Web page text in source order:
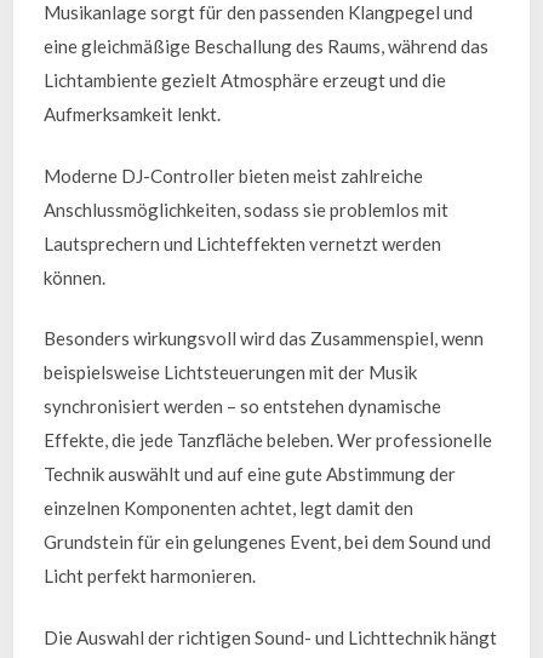
Musikanlage sorgt für den passenden Klangpegel und
eine gleichmäßige Beschallung des Raums, während das
Lichtambiente gezielt Atmosphäre erzeugt und die
Aufmerksamkeit lenkt.
Moderne DJ-Controller bieten meist zahlreiche
Anschlussmöglichkeiten, sodass sie problemlos mit
Lautsprechern und Lichteffekten vernetzt werden
können.
Besonders wirkungsvoll wird das Zusammenspiel, wenn
beispielsweise Lichtsteuerungen mit der Musik
synchronisiert werden – so entstehen dynamische
Effekte, die jede Tanzfläche beleben. Wer professionelle
Technik auswählt und auf eine gute Abstimmung der
einzelnen Komponenten achtet, legt damit den
Grundstein für ein gelungenes Event, bei dem Sound und
Licht perfekt harmonieren.
Die Auswahl der richtigen Sound- und Lichttechnik hängt